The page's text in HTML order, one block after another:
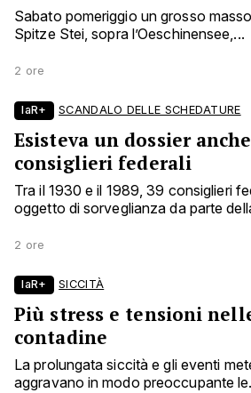
Sabato pomeriggio un grosso
Spitze Stei, sopra l’Oeschinensee,...
2 ore
laR+ SCANDALO DELLE SCHEDATURE
Esisteva un dossier
consiglieri federali
Tra il 1930 e il 1989, 39 consiglieri
oggetto di sorveglianza da parte
2 ore
laR+ SICCITÀ
Più stress e tensioni
contadine
La prolungata siccità e gli eventi
aggravano in modo preoccupante